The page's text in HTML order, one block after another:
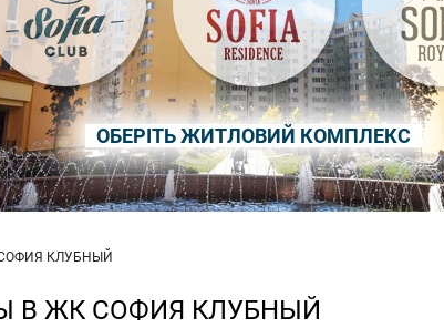
ОБЕРІТЬ ЖИТЛОВИЙ КОМПЛЕКС
КЛУБНЫЙ
В ЖК СОФИЯ КЛУБНЫЙ